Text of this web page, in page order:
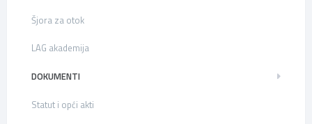
Šjora za otok
LAG akademija
DOKUMENTI
Statut i opći akti